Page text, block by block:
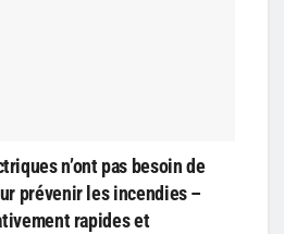
n’ont pas besoin de
prévenir les incendies –
rapides et